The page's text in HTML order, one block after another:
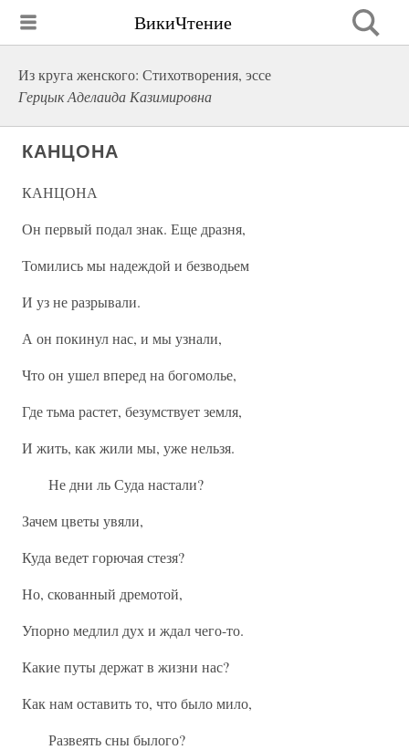
ВикиЧтение
Из круга женского: Стихотворения, эссе
Герцык Аделаида Казимировна
КАНЦОНА
КАНЦОНА
Он первый подал знак. Еще дразня,
Томились мы надеждой и безводьем
И уз не разрывали.
А он покинул нас, и мы узнали,
Что он ушел вперед на богомолье,
Где тьма растет, безумствует земля,
И жить, как жили мы, уже нельзя.
Не дни ль Суда настали?
Зачем цветы увяли,
Куда ведет горючая стезя?
Но, скованный дремотой,
Упорно медлил дух и ждал чего-то.
Какие путы держат в жизни нас?
Как нам оставить то, что было мило,
Развеять сны былого?